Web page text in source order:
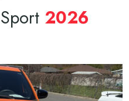
Sport 2026